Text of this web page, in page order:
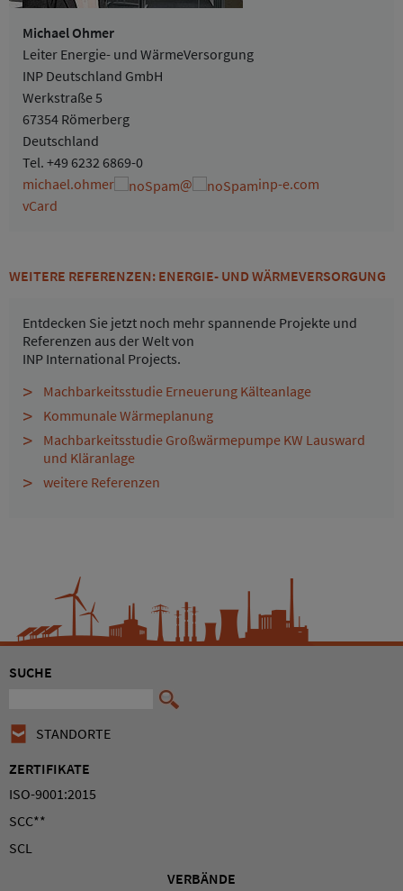
Michael Ohmer
Leiter Energie- und WärmeVersorgung
INP Deutschland GmbH
Werkstraße 5
67354 Römerberg
Deutschland
Tel. +49 6232 6869-0
michael.ohmer
@
inp-e.com
vCard
WEITERE REFERENZEN: ENERGIE- UND WÄRMEVERSORGUNG
Entdecken Sie jetzt noch mehr spannende Projekte und
Referenzen aus der Welt von
INP International Projects.
Machbarkeitsstudie Erneuerung Kälteanlage
Kommunale Wärmeplanung
Machbarkeitsstudie Großwärmepumpe KW Lausward
und Kläranlage
weitere Referenzen
SUCHE
STANDORTE
ZERTIFIKATE
ISO-9001:2015
SCC**
SCL
VERBÄNDE